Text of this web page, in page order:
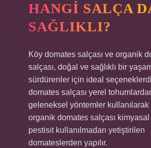
HANGI SALÇA
SAĞLIKLI?
Köy domates salçası ve organik
salçası, doğal ve sağlıklı bir
sürdürenler için ideal
domates salçası yerel
geleneksel yöntemler kullanılarak
organik domates salçası
pestisit kullanılmadan yetiştirilen
domateslerden yapılır.